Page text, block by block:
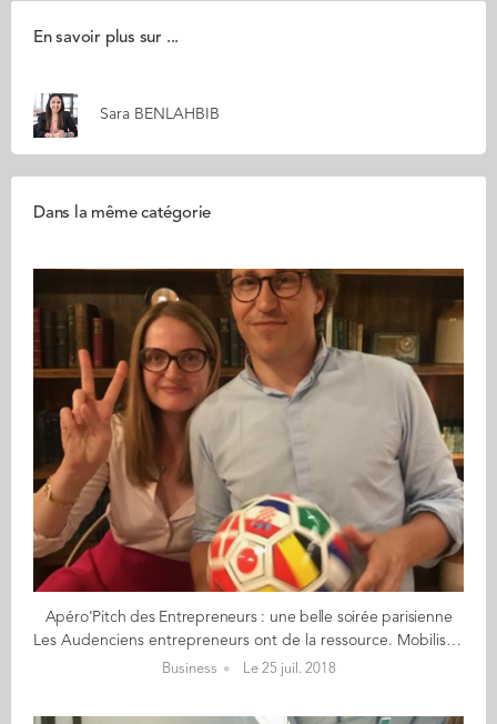
En savoir plus sur ...
Sara BENLAHBIB
Dans la même catégorie
Apéro'Pitch des Entrepreneurs : une belle soirée parisienne
Les Audenciens entrepreneurs ont de la ressource. Mobilisés comme toute la France derrière les Bleus le 10 juillet, c’est finalement avec quelques jours de décalage, le 17 juillet, que s’est tenu l’Apéro’Pitch du Club Entrepreneurs. Une belle réussite, malgré cette date un peu coincée entre l’euphorie footballistique et les départs en vacances. 10 entrepreneurs s’étaient donné rendez-vous pour investir un nouveau lieu – The Hoxton, au cœur du sentier – à l’invitation de Stéphane Feuillu (GE 97, Ambassadeur du Club Entrepreneurs). Un cadre chic, élégant et convivial, propice au networking et à la découverte des 3 projets pitchés : Yves Bossy (GE 79) a fait découvrir son activité centrée sur les goodies sur-mesure, destinés principalement aux grands comptes. En cette période de Coupe du Monde, Yves a fait découvrir son ballon de foot intégrant toutes les équipes du Mondial (cf. photo), belle illustration de ses activités. Mais il a aussi partagé avec l’auditoire sa problématique du moment : développer son portefeuille clients pour réduire l’importance d’un compte majeur au sein de son chiffre d’affaires. Alexandre Beauchet (GE 12) est en plein démarrage. Ce diplômé ingénieur-manager travaille depuis six mois sur un « mur de construction virtuel », une nouvelle technique permettant aux gens de développer leur créativité tout en travaillant à distance, en équipe et en utilisant des outils IT. A ceux qui souhaitent en savoir plus, découvrez draft.io Emile Ledure (GE 16), ancien Product Manager pour BlaBlaCar, développe une activité pour aider les propriétaires d’applications smartphone et web à mieux comprendre les besoins de leurs clients pour faire évoluer leur outil. Un mix de compétences de chef de projet et développeur UX. Pour ceux qui souhaitent en savoir plus, découvrez le dernier article d’Emile sur l’Onboarding produit mais aussi une vidéo de sa dernière intervention à Station F Rendez-vous début octobre pour un nouvel Apéro’Pitch du Club Entrepreneurs, pour faire le plein de belles initiatives présentées par des diplômés d’Audencia.
Business Le 25 juil. 2018